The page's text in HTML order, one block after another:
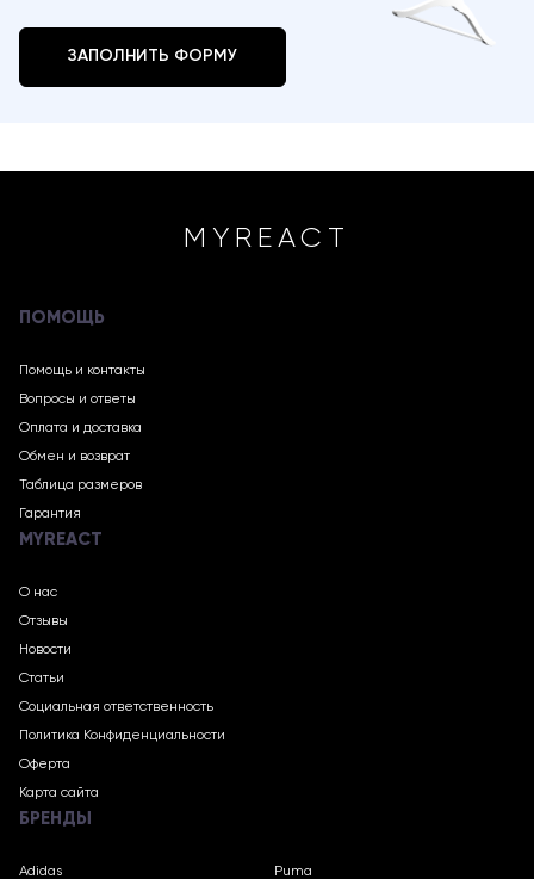
ЗАПОЛНИТЬ ФОРМУ
MYREACT
ПОМОЩЬ
Помощь и контакты
Вопросы и ответы
Оплата и доставка
Обмен и возврат
Таблица размеров
Гарантия
MYREACT
О нас
Отзывы
Новости
Статьи
Социальная ответственность
Политика Конфиденциальности
Оферта
Карта сайта
БРЕНДЫ
Adidas
Puma